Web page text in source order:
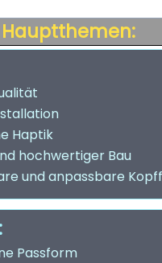
Hauptthemen:
Haptik
hochwertiger Bau
und anpassbare
Passform